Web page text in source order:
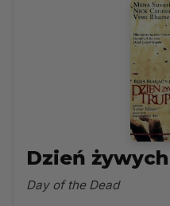
Dzień
Day of the Dead